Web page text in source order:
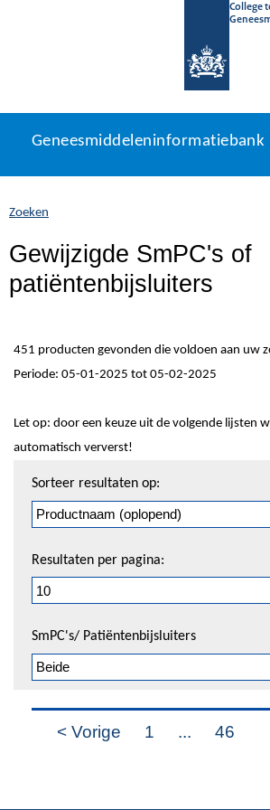
College
naar
U
zich
hier:
Geneesmiddeleninformatiebank
Zoeken
Gewijzigde SmPC's of
patiëntenbijsluiters
451 producten gevonden die voldoen aan uw
Periode: 05-01-2025 tot 05-02-2025
Let op: door een keuze uit de volgende lijsten
automatisch ververst!
pagineren
Sorteer resultaten op:
Resultaten per pagina:
SmPC's/ Patiëntenbijsluiters
< Vorige 1 ... 46